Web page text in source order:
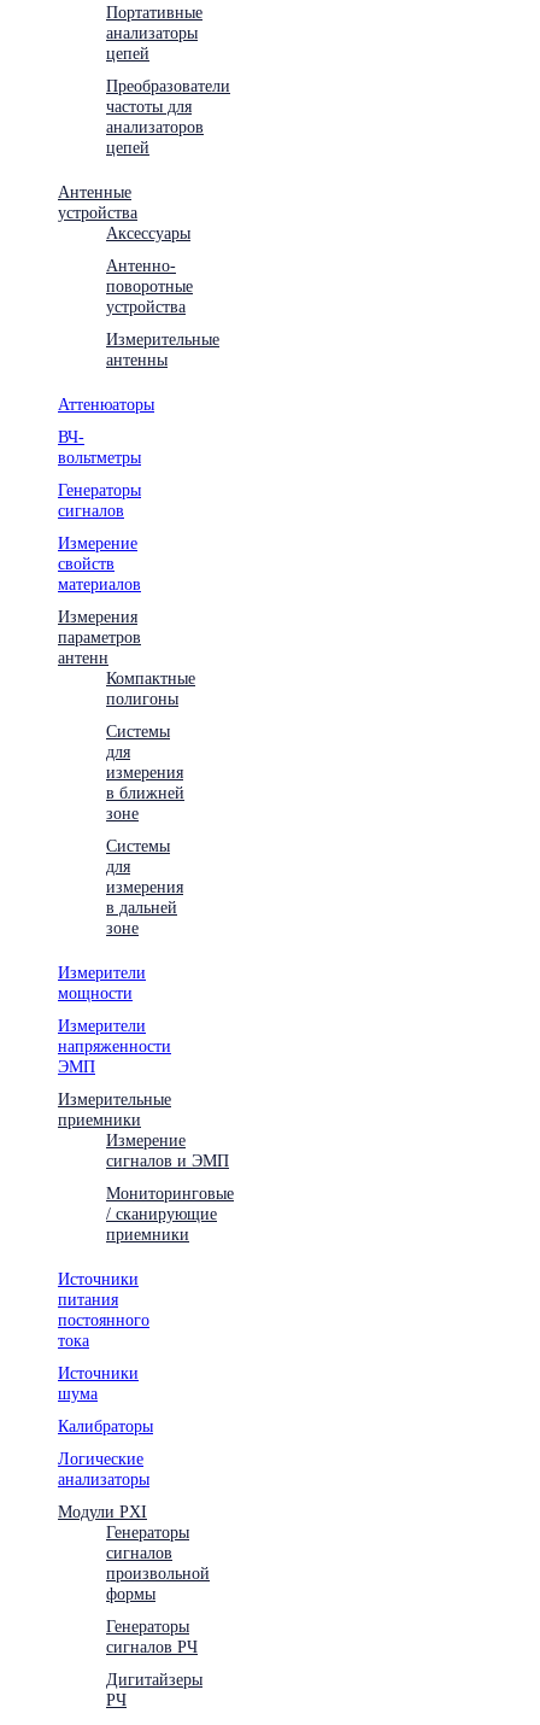
Портативные
анализаторы
цепей
Преобразователи
частоты для
анализаторов
цепей
Антенные
устройства
Аксессуары
Антенно-
поворотные
устройства
Измерительные
антенны
Аттенюаторы
ВЧ-
вольтметры
Генераторы
сигналов
Измерение
свойств
материалов
Измерения
параметров
антенн
Компактные
полигоны
Системы
для
измерения
в ближней
зоне
Системы
для
измерения
в дальней
зоне
Измерители
мощности
Измерители
напряженности
ЭМП
Измерительные
приемники
Измерение
сигналов и ЭМП
Мониторинговые
/ сканирующие
приемники
Источники
питания
постоянного
тока
Источники
шума
Калибраторы
Логические
анализаторы
Модули PXI
Генераторы
сигналов
произвольной
формы
Генераторы
сигналов РЧ
Дигитайзеры
РЧ